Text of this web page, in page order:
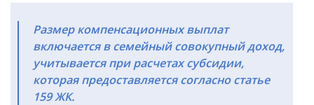
Размер компенсационных выплат
включается в семейный совокупный доход,
учитывается при расчетах субсидии,
которая предоставляется согласно статье
159 ЖК.